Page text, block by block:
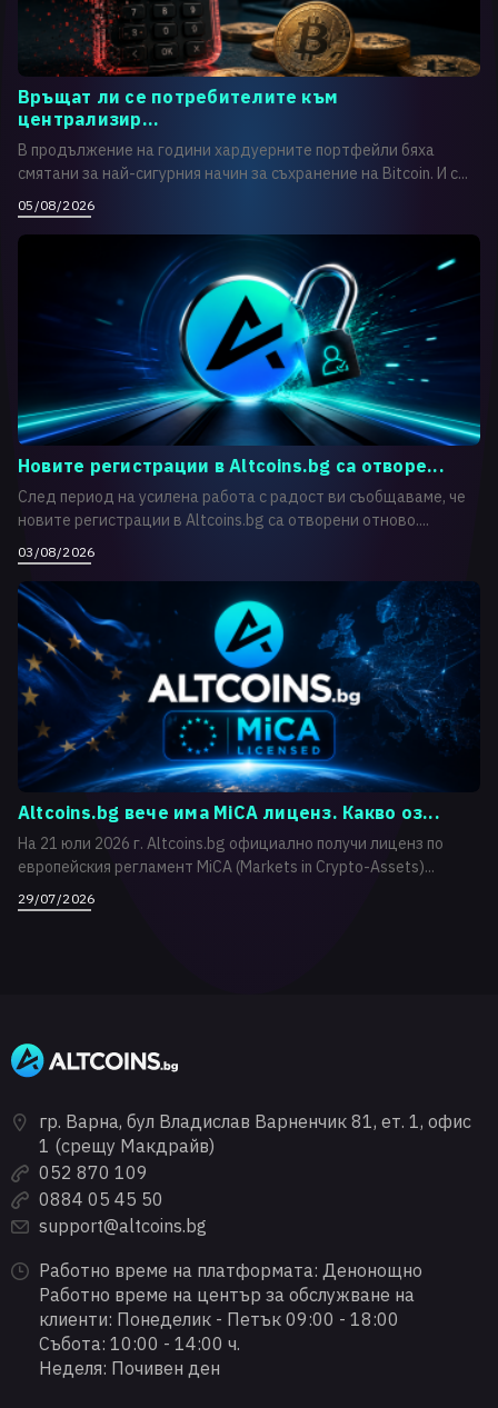
Връщат ли се потребителите към
централизир...
В продължение на години хардуерните портфейли бяха
смятани за най-сигурния начин за съхранение на Bitcoin. И с...
05/08/2026
Новите регистрации в Altcoins.bg са отворе...
След период на усилена работа с радост ви съобщаваме, че
новите регистрации в Altcoins.bg са отворени отново....
03/08/2026
Altcoins.bg вече има MiCA лиценз. Какво оз...
На 21 юли 2026 г. Altcoins.bg официално получи лиценз по
европейския регламент MiCA (Markets in Crypto-Assets)...
29/07/2026
гр. Варна, бул Владислав Варненчик 81, ет. 1, офис
1 (срещу Макдрайв)
052 870 109
0884 05 45 50
support@altcoins.bg
Работно време на платформата: Денонощно
Работно време на център за обслужване на
клиенти: Понеделик - Петък 09:00 - 18:00
Събота: 10:00 - 14:00 ч.
Неделя: Почивен ден